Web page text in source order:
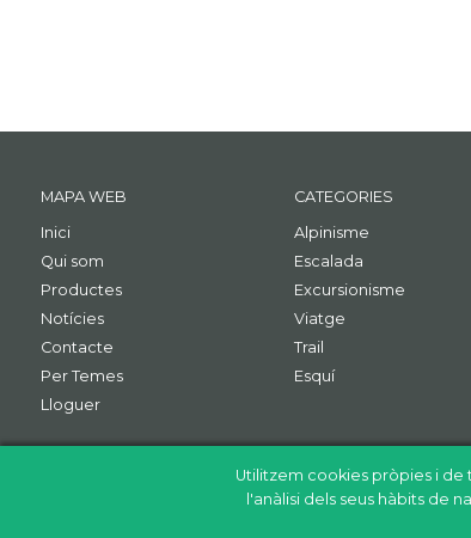
Utilitzem cookies pròpies i de
l'anàlisi dels seus hàbits de
MAPA WEB
Inici
Qui som
Productes
Notícies
Contacte
Per Temes
Lloguer
CATEGORIES
Alpinisme
Escalada
Excursionisme
Viatge
Trail
Esquí